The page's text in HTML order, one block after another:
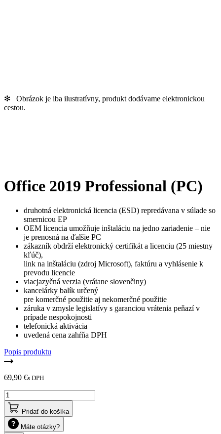
✻ Obrázok je iba ilustratívny, produkt dodávame elektronickou
cestou.
Office 2019 Professional (PC)
druhotná elektronická licencia (ESD) repredávana v súlade so
smernicou EP
OEM licencia umožňuje inštaláciu na jedno zariadenie – nie
je prenosná na ďalšie PC
zákazník obdrží elektronický certifikát a licenciu (25 miestny
kľúč),
link na inštaláciu (zdroj Microsoft), faktúru a vyhlásenie k
prevodu licencie
viacjazyčná verzia (vrátane slovenčiny)
kancelárky balík určený
pre komerčné použitie aj nekomerčné použitie
záruka v zmysle legislatívy s garanciou vrátenia peňazí v
prípade nespokojnosti
telefonická aktivácia
uvedená cena zahŕňa DPH
Popis produktu
69,90 €s DPH
množstvo
Office
2019
Professional
(PC)
Pridať do košíka
Máte otázky?